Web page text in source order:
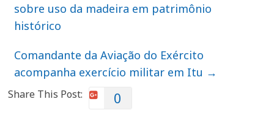
sobre uso da madeira em patrimônio
histórico
Comandante da Aviação do Exército
acompanha exercício militar em Itu →
Share This Post: 0